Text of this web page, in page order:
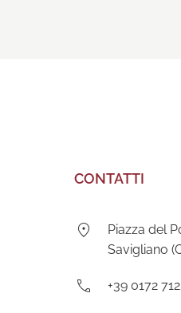
CONTATTI
Indirizzo:
Piazza del
Savigliano
Telefono:
+39 0172